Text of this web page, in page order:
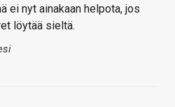
ei nyt ainakaan helpota, jos
löytää sieltä.